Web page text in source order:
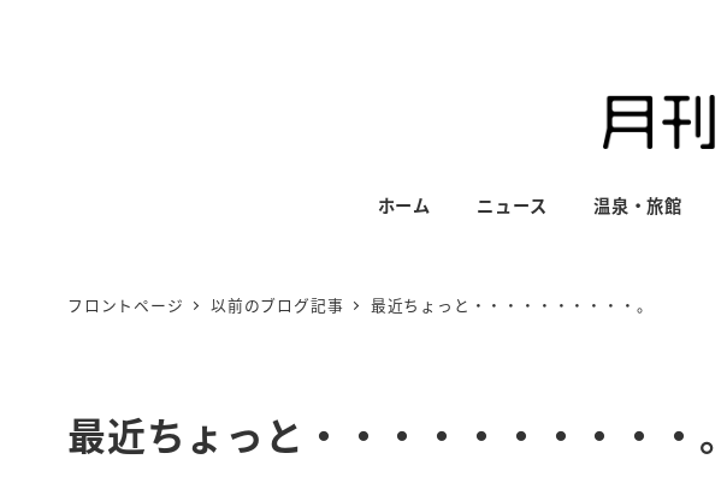
ホーム ニュース 温泉・旅館
フロントページ 以前のブログ記事 最近ちょっと・・・・・・・・・・。
最近ちょっと・・・・・・・・・・。